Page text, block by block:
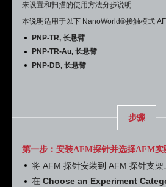
来设置和扫描的使用方法分步说明
本说明适用于以下 NanoWorld®接触模式
PNP-TR, 长悬臂
PNP-TR-Au, 长悬臂
PNP-DB, 长悬臂
步骤
第一步：安装AFM探针并选择AFM实
将 AFM 探针安装到 AFM 探针支架
在Choose an Experiment